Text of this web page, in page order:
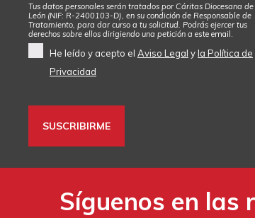
Tus datos personales serán tratados por Cáritas Diocesana de
León (NIF: R-2400103-D), en su condición de Responsable de
Tratamiento, para dar curso a tu solicitud. Podrás ejercer tus
derechos sobre ellos dirigiendo una petición a este email
He leído y acepto el Aviso Legal yla Política de
Privacidad
Síguenos en las